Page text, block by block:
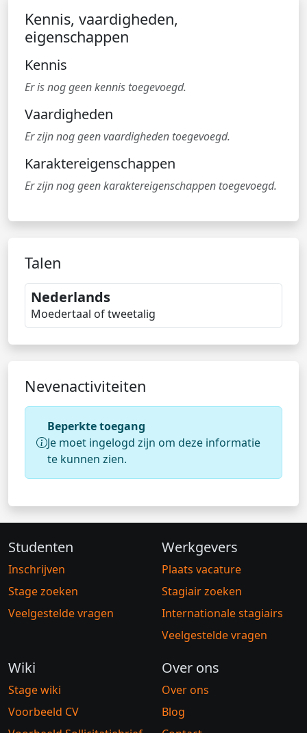
Kennis, vaardigheden,
eigenschappen
Kennis
Er is nog geen kennis toegevoegd.
Vaardigheden
Er zijn nog geen vaardigheden toegevoegd.
Karaktereigenschappen
Er zijn nog geen karaktereigenschappen toegevoegd.
Talen
Nederlands
Moedertaal of tweetalig
Nevenactiviteiten
Beperkte toegang
Je moet ingelogd zijn om deze informatie
te kunnen zien.
Studenten
Inschrijven
Stage zoeken
Veelgestelde vragen
Werkgevers
Plaats vacature
Stagiair zoeken
Internationale stagiairs
Veelgestelde vragen
Wiki
Stage wiki
Voorbeeld CV
Over ons
Over ons
Blog